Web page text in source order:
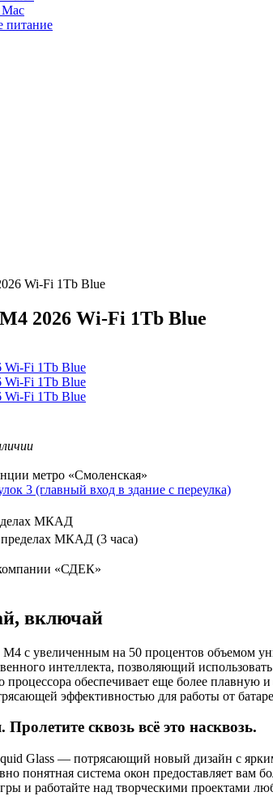
питание
Wi-Fi 1Tb Blue
2026 Wi-Fi 1Tb Blue
метро «Смоленская»
3 (главный вход в здание с переулка)
МКАД
пределах МКАД (3 часа)
«СДЕК»
включай
с увеличенным на 50 процентов объемом
интеллекта, позволяющий
процессора обеспечивает еще более плавную
эффективностью для работы от
сквозь всё это насквозь.
Glass — потрясающий новый дизайн с
понятная система окон предоставляет вам
и работайте над творческими проектами